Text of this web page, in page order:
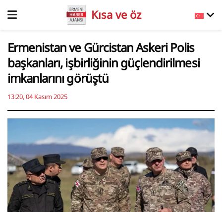
Kısa ve öz
Ermenistan ve Gürcistan Askeri Polis
başkanları, işbirliğinin güçlendirilmesi
imkanlarını görüştü
13:20, 04 Kasım 2025